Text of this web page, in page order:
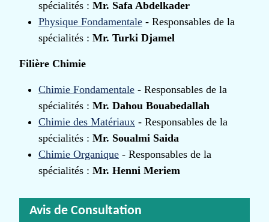
Avis de Consultation
spécialités : Mr. Safa Abdelkader
Physique Fondamentale - Responsables de la
spécialités : Mr. Turki Djamel
Filière Chimie
Chimie Fondamentale - Responsables de la
spécialités : Mr. Dahou Bouabedallah
Chimie des Matériaux - Responsables de la
spécialités : Mr. Soualmi Saida
Chimie Organique - Responsables de la
spécialités : Mr. Henni Meriem